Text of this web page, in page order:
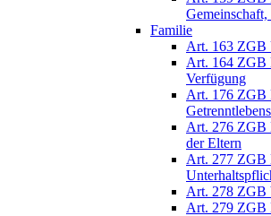
Familie
Art. 163 ZGB
Art. 164 ZGB
Verfügung
Art. 176 ZGB
Getrenntlebens
Art. 276 ZGB
der Eltern
Art. 277 ZGB
Art. 278 ZGB
Art. 279 ZGB